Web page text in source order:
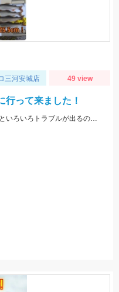
三河安城店 49 view
行って来ました！
益田川の鮎は依然好調！このサイズになるといろいろトラブルが出るので仕掛けは太めがおすすめです！針は7.5号～８号！三河安城店岩崎釣行